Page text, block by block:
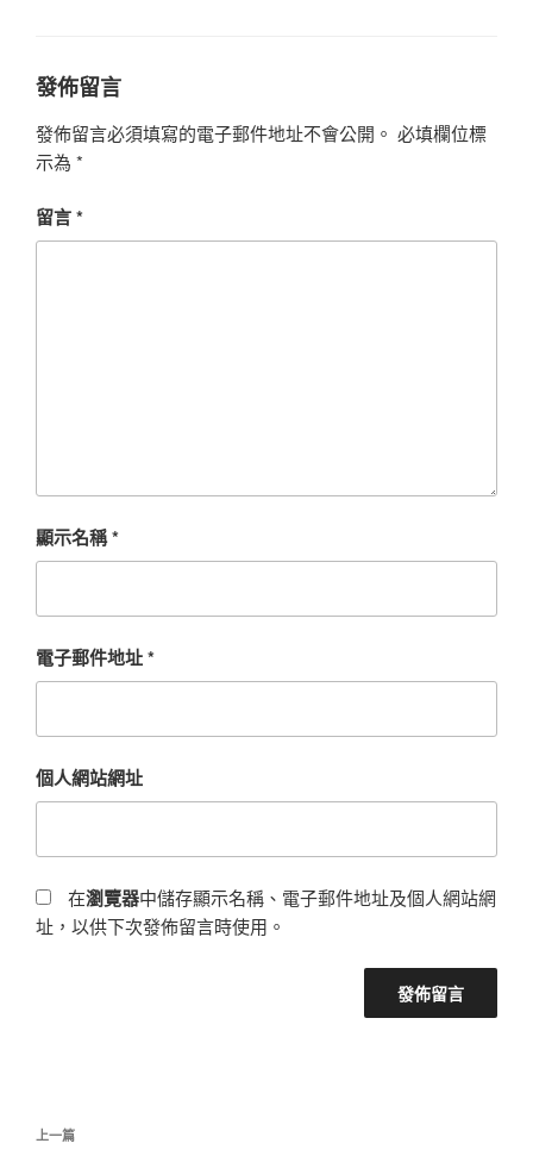
發佈留言
發佈留言必須填寫的電子郵件地址不會公開。 必填欄位標
示為 *
留言*
顯示名稱*
電子郵件地址*
個人網站網址
在瀏覽器中儲存顯示名稱、電子郵件地址及個人網站網
址，以供下次發佈留言時使用。
文
上
上一篇